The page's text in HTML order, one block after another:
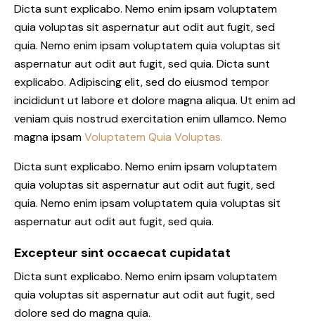
Dicta sunt explicabo. Nemo enim ipsam voluptatem
quia voluptas sit aspernatur aut odit aut fugit, sed
quia. Nemo enim ipsam voluptatem quia voluptas sit
aspernatur aut odit aut fugit, sed quia. Dicta sunt
explicabo. Adipiscing elit, sed do eiusmod tempor
incididunt ut labore et dolore magna aliqua. Ut enim ad
veniam quis nostrud exercitation enim ullamco. Nemo
magna ipsamVoluptatem Quia Voluptas.
Dicta sunt explicabo. Nemo enim ipsam voluptatem
quia voluptas sit aspernatur aut odit aut fugit, sed
quia. Nemo enim ipsam voluptatem quia voluptas sit
aspernatur aut odit aut fugit, sed quia.
Excepteur sint occaecat cupidatat
Dicta sunt explicabo. Nemo enim ipsam voluptatem
quia voluptas sit aspernatur aut odit aut fugit, sed
dolore sed do magna quia.